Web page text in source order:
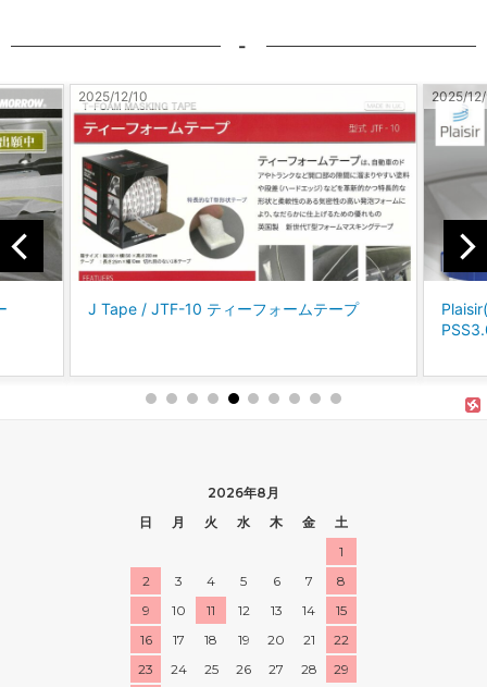
-
2025/12/10
J Tape / JTF-10 ティーフォームテープ
2025/
2026年8月
日
月 火 水 木 金
土
1
2
3 4 5 6 7
8
9
10 11 12 13 14
15
16
17 18 19 20 21
22
23
24 25 26 27 28
29